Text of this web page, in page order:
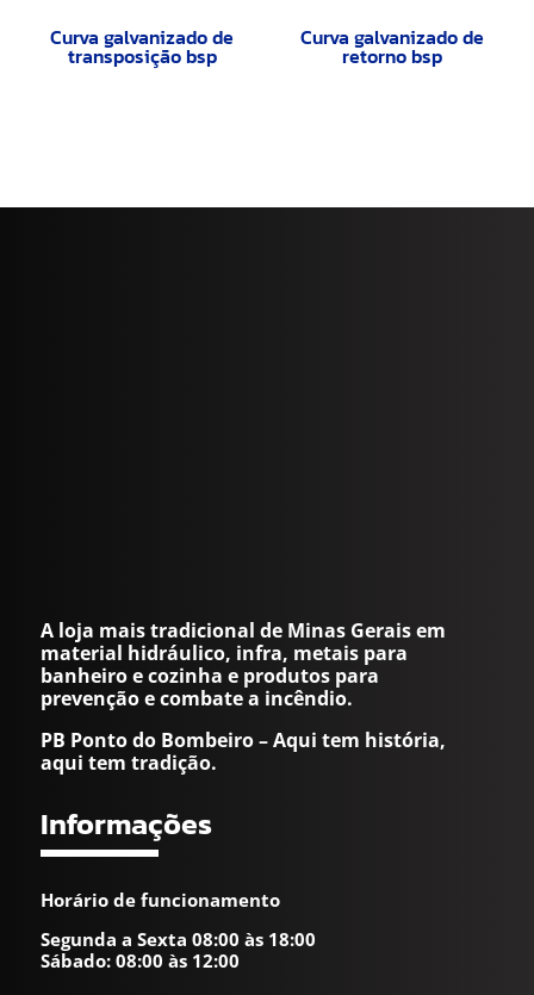
Curva galvanizado de
transposição bsp
Curva galvanizado de
retorno bsp
A loja mais tradicional de Minas Gerais em
material hidráulico, infra, metais para
banheiro e cozinha e produtos para
prevenção e combate a incêndio.
PB Ponto do Bombeiro – Aqui tem história,
aqui tem tradição.
Informações
Horário de funcionamento
Segunda a Sexta 08:00 às 18:00
Sábado: 08:00 às 12:00